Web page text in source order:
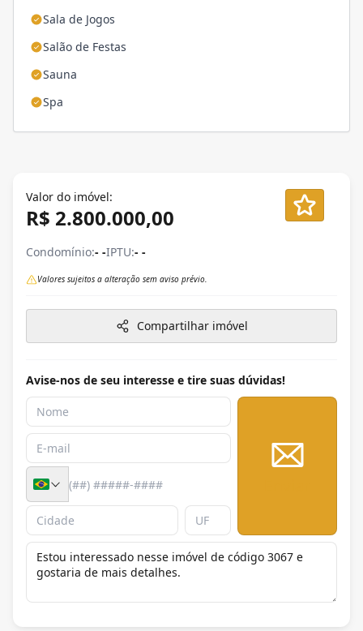
Sala de Jogos
Salão de Festas
Sauna
Spa
Valor do imóvel:
R$ 2.800.000,00
Condomínio:- -IPTU:- -
Valores sujeitos a alteração sem aviso prévio.
Compartilhar imóvel
Avise-nos de seu interesse e tire suas dúvidas!